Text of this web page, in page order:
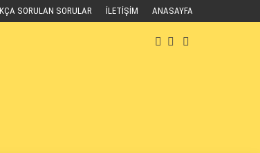
SORULAN SORULAR İLETIŞIM ANASAYFA